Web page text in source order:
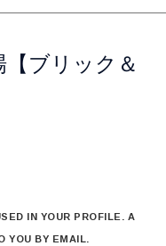
ブリック＆
IN YOUR PROFILE. A
YOU BY EMAIL.